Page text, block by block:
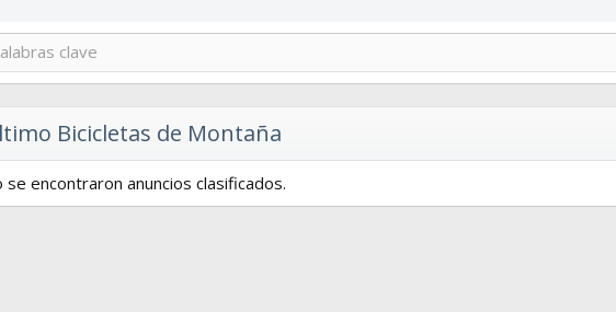
Bicicletas de Montaña
se encontraron anuncios clasificados.